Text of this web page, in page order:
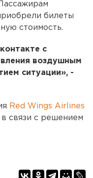
билеты
стоимость.
с
воздушным
ситуации», -
Red Wings Airlines
связи с решением